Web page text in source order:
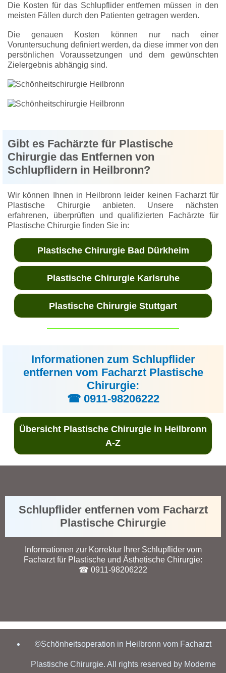
Die Kosten für das Schlupflider entfernen müssen in den
meisten Fällen durch den Patienten getragen werden.
Die genauen Kosten können nur nach einer
Voruntersuchung definiert werden, da diese immer von den
persönlichen Voraussetzungen und dem gewünschten
Zielergebnis abhängig sind.
Gibt es Fachärzte für Plastische
Chirurgie das Entfernen von
Schlupflidern in Heilbronn?
Wir können Ihnen in Heilbronn leider keinen Facharzt für
Plastische Chirurgie anbieten. Unsere nächsten
erfahrenen, überprüften und qualifizierten Fachärzte für
Plastische Chirurgie finden Sie in:
Plastische Chirurgie Bad Dürkheim
Plastische Chirurgie Karlsruhe
Plastische Chirurgie Stuttgart
Informationen zum Schlupflider
entfernen vom Facharzt Plastische
Chirurgie:
☎ 0911-98206222
Übersicht Plastische Chirurgie in Heilbronn
A-Z
Schlupflider entfernen vom Facharzt
Plastische Chirurgie
Informationen zur Korrektur Ihrer Schlupflider vom
Facharzt für Plastische und Ästhetische Chirurgie:
☎ 0911-98206222
©Schönheitsoperation in Heilbronn vom Facharzt
Plastische Chirurgie. All rights reserved by Moderne